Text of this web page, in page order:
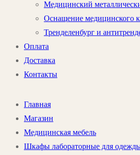
Медицинский
Оснащение медицинского
Тренделенбург и
Оплата
Доставка
Контакты
Главная
Магазин
Медицинская мебель
Шкафы лабораторные для